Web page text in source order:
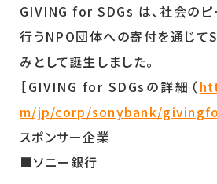
GIVING for SDGs は、社会のピ
行うNPO団体への寄付を通じて
みとして誕生しました。
［GIVING for SDGsの詳細（
m/jp/corp/sonybank/
スポンサー企業
■ソニー銀行